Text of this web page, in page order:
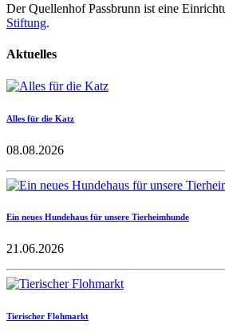
Der Quellenhof Passbrunn ist eine
Stiftung.
Aktuelles
Alles für die Katz
08.08.2026
Ein neues Hundehaus für unsere Tierheimhunde
21.06.2026
Tierischer Flohmarkt